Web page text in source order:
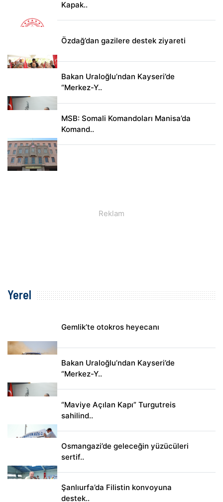
Kapak..
Özdağ’dan gazilere destek ziyareti
Bakan Uraloğlu’ndan Kayseri’de
“Merkez-Y..
MSB: Somali Komandoları Manisa’da
Komand..
Yerel
Gemlik’te otokros heyecanı
Bakan Uraloğlu’ndan Kayseri’de
“Merkez-Y..
“Maviye Açılan Kapı” Turgutreis
sahilind..
Osmangazi’de geleceğin yüzücüleri
sertif..
Şanlıurfa’da Filistin konvoyuna
destek..